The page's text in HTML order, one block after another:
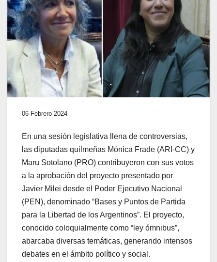
06 Febrero 2024
En una sesión legislativa llena de controversias,
las diputadas quilmeñas Mónica Frade (ARI-CC) y
Maru Sotolano (PRO) contribuyeron con sus votos
a la aprobación del proyecto presentado por
Javier Milei desde el Poder Ejecutivo Nacional
(PEN), denominado “Bases y Puntos de Partida
para la Libertad de los Argentinos”. El proyecto,
conocido coloquialmente como “ley ómnibus”,
abarcaba diversas temáticas, generando intensos
debates en el ámbito político y social.